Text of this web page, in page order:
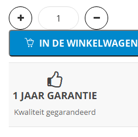
IN DE WINKELWAGEN